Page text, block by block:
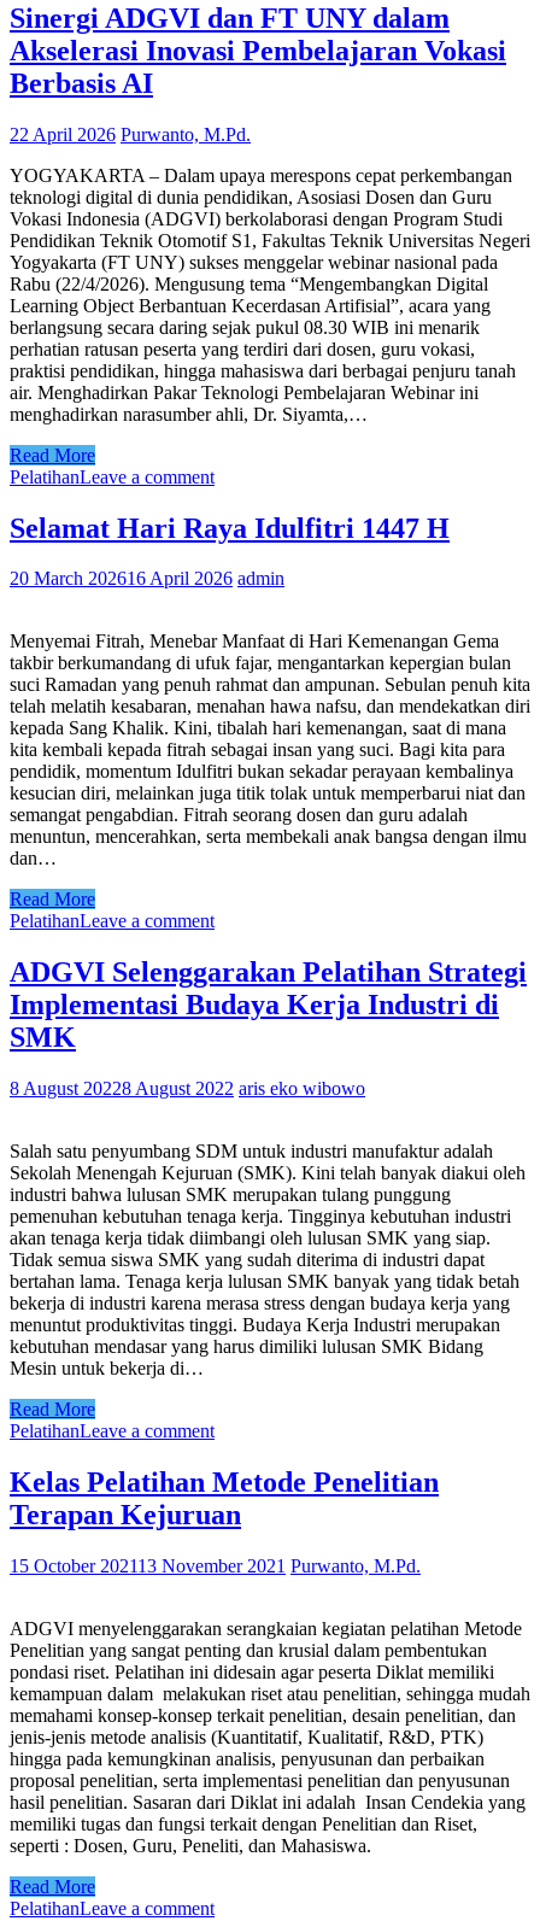
Sinergi ADGVI dan FT UNY dalam
Akselerasi Inovasi Pembelajaran Vokasi
Berbasis AI
22 April 2026 Purwanto, M.Pd.
YOGYAKARTA – Dalam upaya merespons cepat perkembangan
teknologi digital di dunia pendidikan, Asosiasi Dosen dan Guru
Vokasi Indonesia (ADGVI) berkolaborasi dengan Program Studi
Pendidikan Teknik Otomotif S1, Fakultas Teknik Universitas Negeri
Yogyakarta (FT UNY) sukses menggelar webinar nasional pada
Rabu (22/4/2026). Mengusung tema “Mengembangkan Digital
Learning Object Berbantuan Kecerdasan Artifisial”, acara yang
berlangsung secara daring sejak pukul 08.30 WIB ini menarik
perhatian ratusan peserta yang terdiri dari dosen, guru vokasi,
praktisi pendidikan, hingga mahasiswa dari berbagai penjuru tanah
air. Menghadirkan Pakar Teknologi Pembelajaran Webinar ini
menghadirkan narasumber ahli, Dr. Siyamta,…
Read More
PelatihanLeave a comment
Selamat Hari Raya Idulfitri 1447 H
20 March 202616 April 2026 admin
Menyemai Fitrah, Menebar Manfaat di Hari Kemenangan Gema
takbir berkumandang di ufuk fajar, mengantarkan kepergian bulan
suci Ramadan yang penuh rahmat dan ampunan. Sebulan penuh kita
telah melatih kesabaran, menahan hawa nafsu, dan mendekatkan diri
kepada Sang Khalik. Kini, tibalah hari kemenangan, saat di mana
kita kembali kepada fitrah sebagai insan yang suci. Bagi kita para
pendidik, momentum Idulfitri bukan sekadar perayaan kembalinya
kesucian diri, melainkan juga titik tolak untuk memperbarui niat dan
semangat pengabdian. Fitrah seorang dosen dan guru adalah
menuntun, mencerahkan, serta membekali anak bangsa dengan ilmu
dan…
Read More
PelatihanLeave a comment
ADGVI Selenggarakan Pelatihan Strategi
Implementasi Budaya Kerja Industri di
SMK
8 August 20228 August 2022 aris eko wibowo
Salah satu penyumbang SDM untuk industri manufaktur adalah
Sekolah Menengah Kejuruan (SMK). Kini telah banyak diakui oleh
industri bahwa lulusan SMK merupakan tulang punggung
pemenuhan kebutuhan tenaga kerja. Tingginya kebutuhan industri
akan tenaga kerja tidak diimbangi oleh lulusan SMK yang siap.
Tidak semua siswa SMK yang sudah diterima di industri dapat
bertahan lama. Tenaga kerja lulusan SMK banyak yang tidak betah
bekerja di industri karena merasa stress dengan budaya kerja yang
menuntut produktivitas tinggi. Budaya Kerja Industri merupakan
kebutuhan mendasar yang harus dimiliki lulusan SMK Bidang
Mesin untuk bekerja di…
Read More
PelatihanLeave a comment
Kelas Pelatihan Metode Penelitian
Terapan Kejuruan
15 October 202113 November 2021 Purwanto, M.Pd.
ADGVI menyelenggarakan serangkaian kegiatan pelatihan Metode
Penelitian yang sangat penting dan krusial dalam pembentukan
pondasi riset. Pelatihan ini didesain agar peserta Diklat memiliki
kemampuan dalam melakukan riset atau penelitian, sehingga mudah
memahami konsep-konsep terkait penelitian, desain penelitian, dan
jenis-jenis metode analisis (Kuantitatif, Kualitatif, R&D, PTK)
hingga pada kemungkinan analisis, penyusunan dan perbaikan
proposal penelitian, serta implementasi penelitian dan penyusunan
hasil penelitian. Sasaran dari Diklat ini adalah Insan Cendekia yang
memiliki tugas dan fungsi terkait dengan Penelitian dan Riset,
seperti : Dosen, Guru, Peneliti, dan Mahasiswa.
Read More
PelatihanLeave a comment